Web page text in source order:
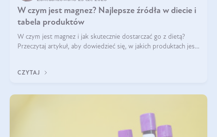
W czym jest magnez? Najlepsze źródła w diecie i
tabela produktów
W czym jest magnez i jak skutecznie dostarczać go z dietą?
Przeczytaj artykuł, aby dowiedzieć się, w jakich produktach jest
CZYTAJ